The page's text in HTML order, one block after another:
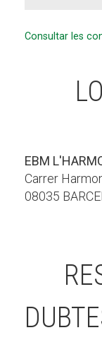
Consultar les
EBM
Carrer
08035